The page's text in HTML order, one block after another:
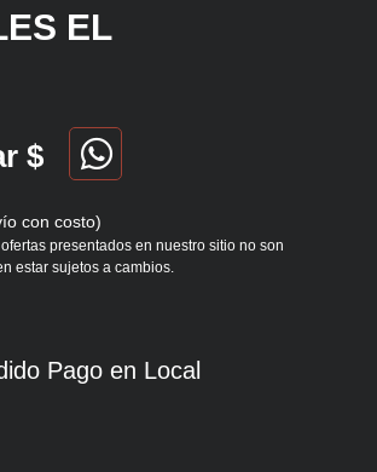
EL
$
con costo)
presentados en nuestro sitio no son
estar sujetos a cambios.
Pago en Local